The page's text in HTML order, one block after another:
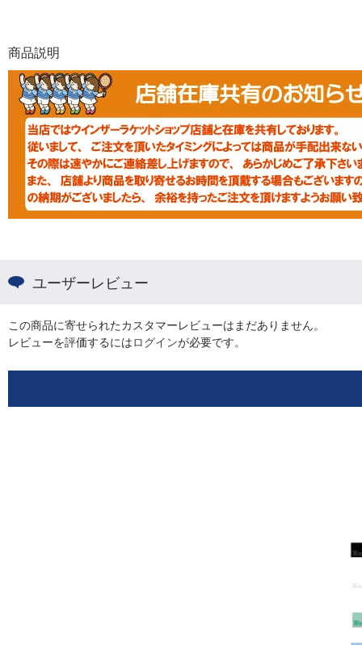
商品説明
ユーザーレビュー
この商品に寄せられたカスタマーレビューはまだありません。
レビューを評価するにはログインが必要です。